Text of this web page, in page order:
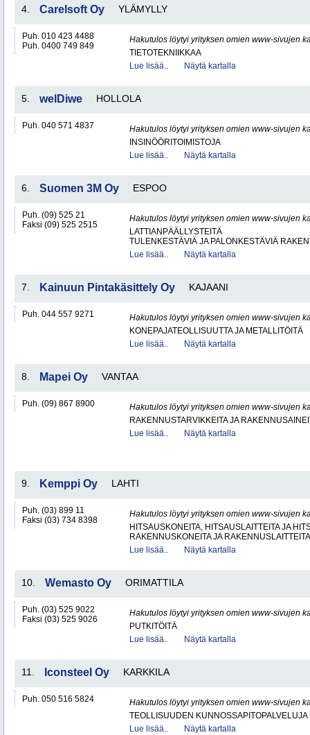
4. Carelsoft Oy YLÄMYLLY
Puh. 010 423 4488
Puh. 0400 749 849
Hakutulos löytyi yrityksen omien www-sivujen
TIETOTEKNIIKKAA
Lue lisää..
Näytä kartalla
5. welDiwe HOLLOLA
Puh. 040 571 4837
Hakutulos löytyi yrityksen omien www-sivujen
INSINÖÖRITOIMISTOJA
Lue lisää..
Näytä kartalla
6. Suomen 3M Oy ESPOO
Puh. (09) 525 21
Faksi (09) 525 2515
Hakutulos löytyi yrityksen omien www-sivujen
LATTIANPÄÄLLYSTEITÄ
TULENKESTÄVIÄ JA PALONKESTÄVIÄ
Lue lisää..
Näytä kartalla
7. Kainuun Pintakäsittely Oy KAJAANI
Puh. 044 557 9271
Hakutulos löytyi yrityksen omien www-sivujen
KONEPAJATEOLLISUUTTA JA METALLITÖITÄ
Lue lisää..
Näytä kartalla
8. Mapei Oy VANTAA
Puh. (09) 867 8900
Hakutulos löytyi yrityksen omien www-sivujen
RAKENNUSTARVIKKEITA JA
Lue lisää..
Näytä kartalla
9. Kemppi Oy LAHTI
Puh. (03) 899 11
Faksi (03) 734 8398
Hakutulos löytyi yrityksen omien www-sivujen
HITSAUSKONEITA, HITSAUSLAITTEITA JA
RAKENNUSKONEITA JA RAKENNUSLAITTEITA
Lue lisää..
Näytä kartalla
10. Wemasto Oy ORIMATTILA
Puh. (03) 525 9022
Faksi (03) 525 9026
Hakutulos löytyi yrityksen omien www-sivujen
PUTKITÖITÄ
Lue lisää..
Näytä kartalla
11. Iconsteel Oy KARKKILA
Puh. 050 516 5824
Hakutulos löytyi yrityksen omien www-sivujen
TEOLLISUUDEN KUNNOSSAPITOPALVELUJA
Lue lisää..
Näytä kartalla